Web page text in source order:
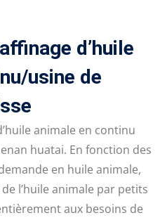
d’huile
usine de
animale en continu
huatai. En fonction des
en huile animale,
l’huile animale par petits
aux besoins de